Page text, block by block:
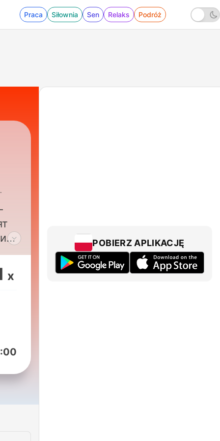
Praca Siłownia Sen Relaks Podróż
x
POBIERZ APLIKACJĘ